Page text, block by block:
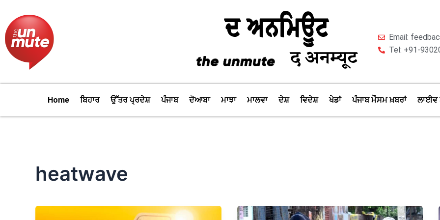
content
Email:
Tel: +91-
Home ਬਿਹਾਰ ਉੱਤਰ ਪ੍ਰਦੇਸ਼ ਪੰਜਾਬ ਦੋਆਬਾ ਮਾਝਾ ਮਾਲਵਾ ਦੇਸ਼ ਵਿਦੇਸ਼ ਖੇਡਾਂ ਪੰਜਾਬ ਮੌਸਮ ਖ਼ਬਰਾਂ ਲਾਈਵ
heatwave